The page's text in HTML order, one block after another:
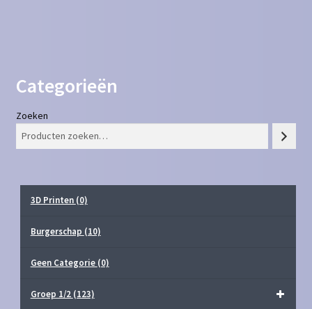
Categorieën
Zoeken
3D Printen (0)
Burgerschap (10)
Geen Categorie (0)
Groep 1/2 (123)